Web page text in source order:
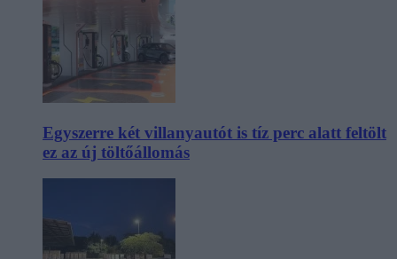
Egyszerre két villanyautót is tíz perc alatt feltölt
ez az új töltőállomás